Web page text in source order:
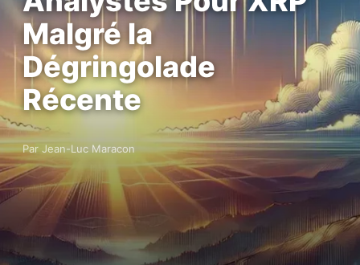
Malgré la
Dégringolade
Récente
Par Jean-Luc Maracon